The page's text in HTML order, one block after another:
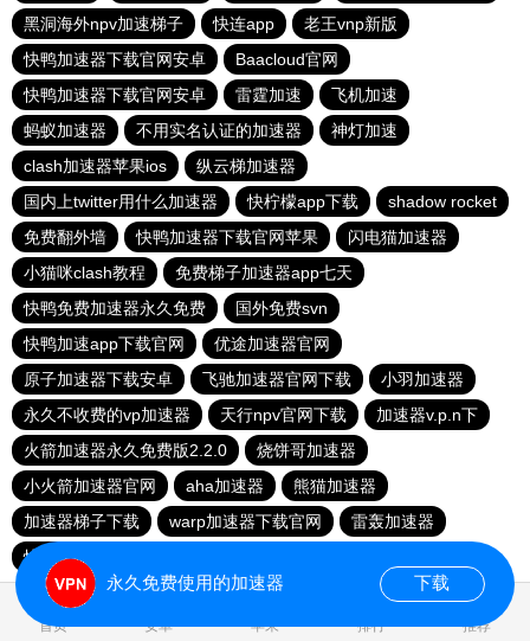
黑洞海外npv加速梯子
快连app
老王vnp新版
快鸭加速器下载官网安卓
Baacloud官网
快鸭加速器下载官网安卓
雷霆加速
飞机加速
蚂蚁加速器
不用实名认证的加速器
神灯加速
clash加速器苹果ios
纵云梯加速器
国内上twitter用什么加速器
快柠檬app下载
shadow rocket
免费翻外墙
快鸭加速器下载官网苹果
闪电猫加速器
小猫咪clash教程
免费梯子加速器app七天
快鸭免费加速器永久免费
国外免费svn
快鸭加速app下载官网
优途加速器官网
原子加速器下载安卓
飞驰加速器官网下载
小羽加速器
永久不收费的vp加速器
天行npv官网下载
加速器v.p.n下
火箭加速器永久免费版2.2.0
烧饼哥加速器
小火箭加速器官网
aha加速器
熊猫加速器
加速器梯子下载
warp加速器下载官网
雷轰加速器
快连加速器官网入口
首页 安卓 苹果 排行 推荐
永久免费使用的加速器 下载
0.028734s